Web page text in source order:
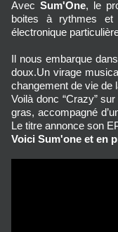
Avec Sum'One, le
boites à rythmes
électronique
Il nous embarque
doux.Un virage
changement de vie de
Voilà donc “Crazy”
gras, accompagné
Le titre annonce son
Voici Sum'one et en